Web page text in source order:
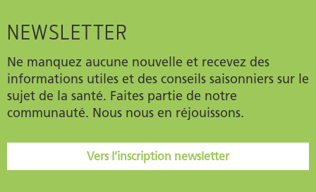
NEWSLETTER
Ne manquez aucune nouvelle et recevez des
informations utiles et des conseils saisonniers sur le
sujet de la santé. Faites partie de notre
communauté. Nous nous en réjouissons.
Vers l’inscription newsletter